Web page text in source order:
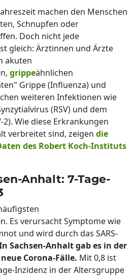
machen den Menschen
Schnupfen oder
Doch nicht jede
gleich: Ärztinnen und Ärzte
akuten
grippeähnlichen
Grippe (Influenza) und
weiteren Infektionen wie
(RSV) und dem
2). Wie diese Erkrankungen
verbreitet sind, zeigen die
des Robert Koch-Instituts
Anhalt: 7-Tage-
Es verursacht Symptome wie
und wird durch das SARS-
Sachsen-Anhalt gab es in der
Corona-Fälle. Mit 0,8 ist
Inzidenz in der Altersgruppe